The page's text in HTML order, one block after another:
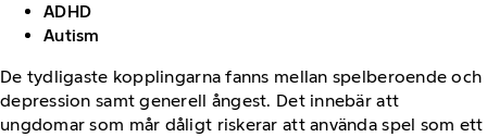
ADHD
Autism
De tydligaste kopplingarna fanns mellan spelberoende och
depression samt generell ångest. Det innebär att
ungdomar som mår dåligt riskerar att använda spel som ett